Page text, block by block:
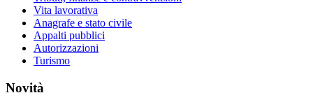
Vita lavorativa
Anagrafe e stato civile
Appalti pubblici
Autorizzazioni
Turismo
Novità